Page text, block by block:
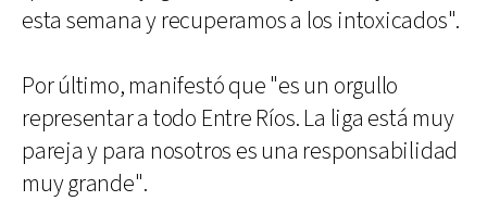
esta semana y recuperamos a los intoxicados".
Por último, manifestó que "es un orgullo
representar a todo Entre Ríos. La liga está muy
pareja y para nosotros es una responsabilidad
muy grande".